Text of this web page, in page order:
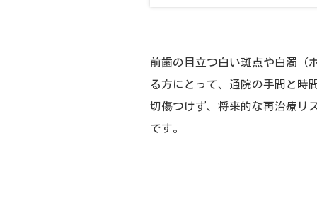
前歯の目立つ白い斑点や白濁（
る方にとって、通院の手間と時
切傷つけず、将来的な再治療リ
です。